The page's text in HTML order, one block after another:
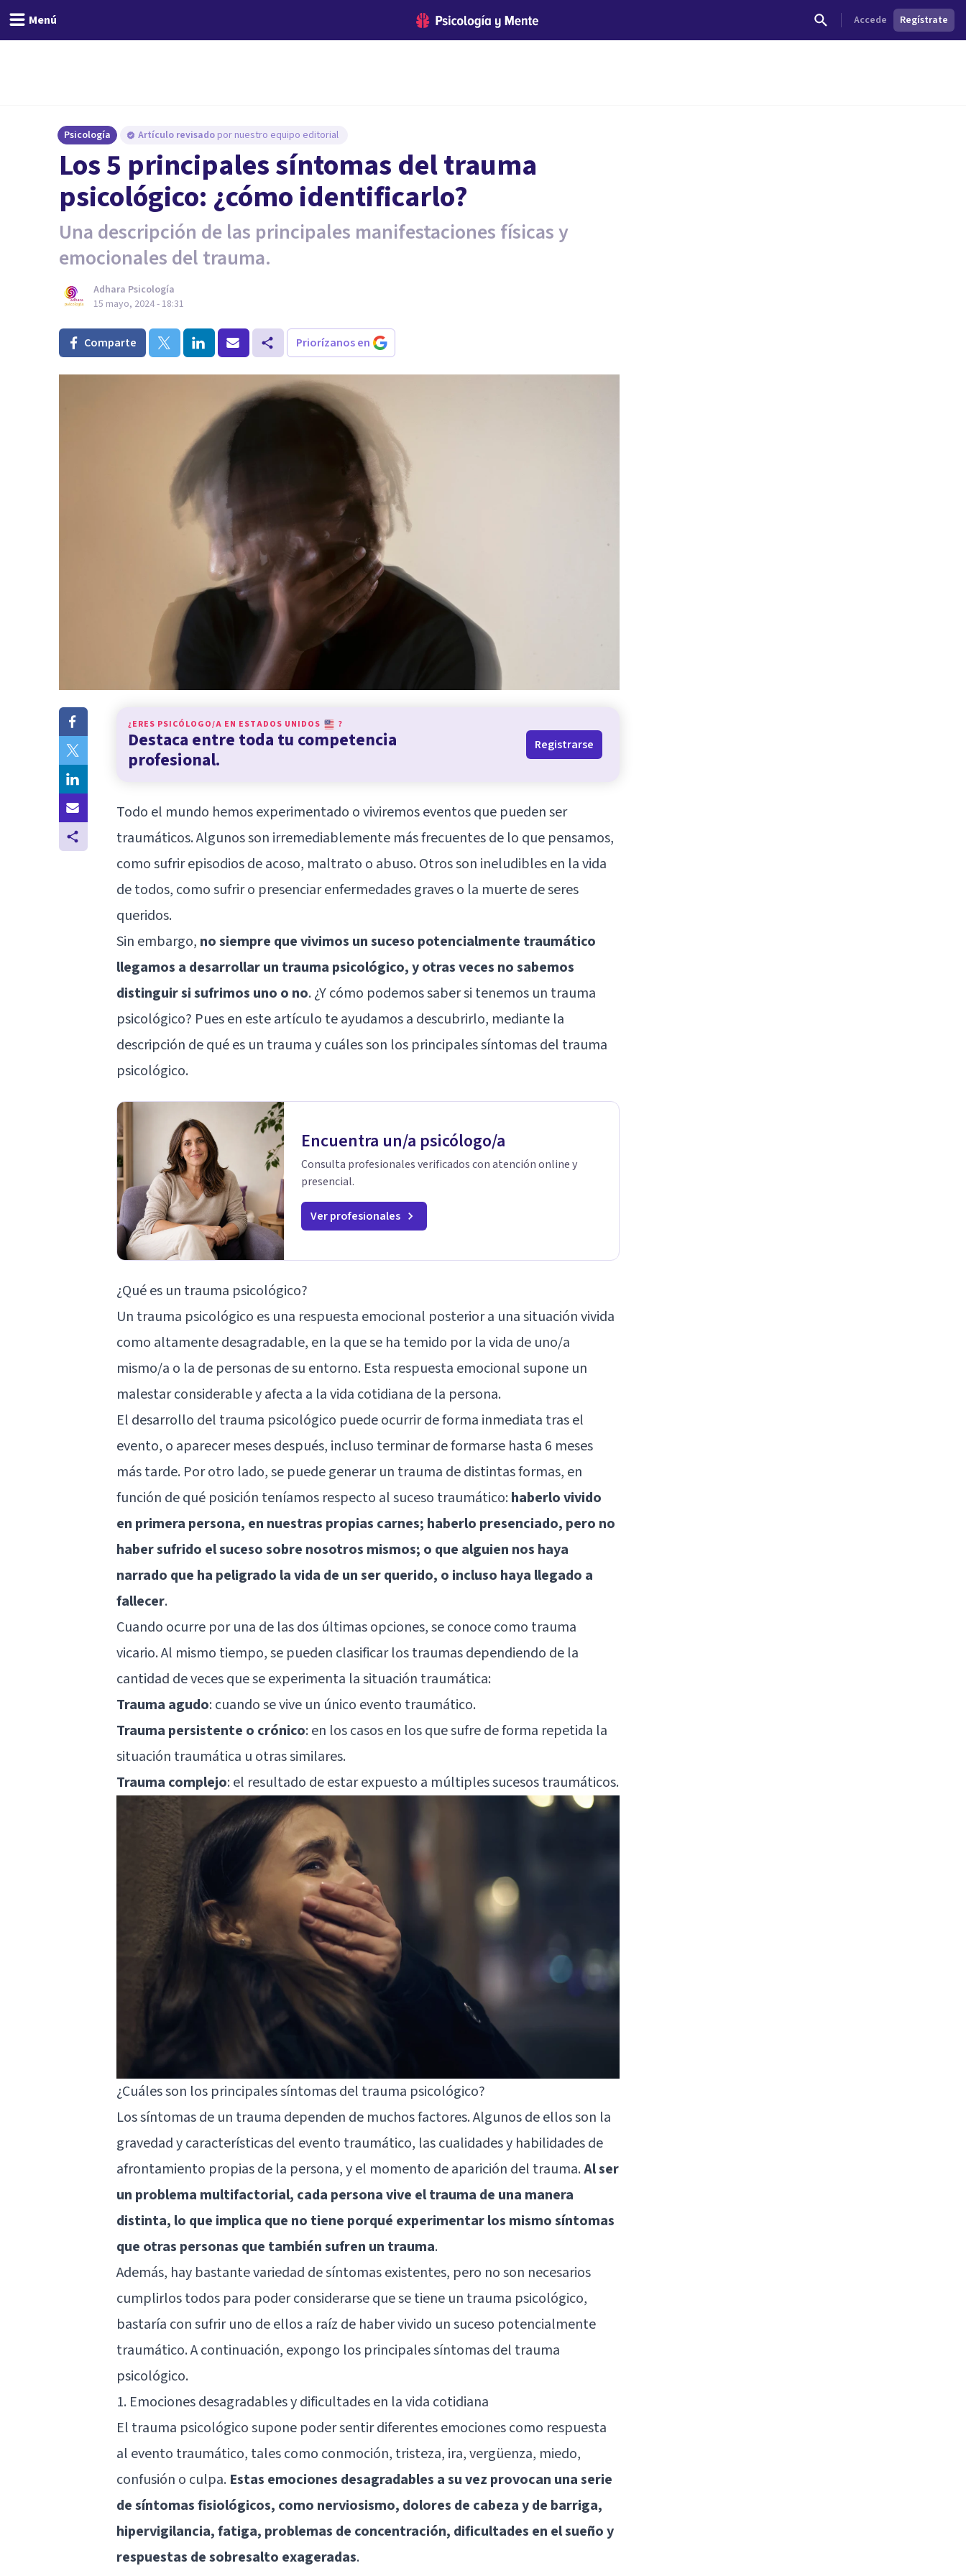
Menú Accede Regístrate
Psicología Artículo revisado por nuestro equipo editorial
Los 5 principales síntomas del trauma
psicológico: ¿cómo identificarlo?
Una descripción de las principales manifestaciones físicas y
emocionales del trauma.
Adhara Psicología
15 mayo, 2024 - 18:31
Comparte Priorízanos en
¿ERES PSICÓLOGO/A EN ESTADOS UNIDOS ?
Destaca entre toda tu competencia
profesional.
Registrarse
Todo el mundo hemos experimentado o viviremos eventos que pueden ser
traumáticos. Algunos son irremediablemente más frecuentes de lo que pensamos,
como sufrir episodios de acoso, maltrato o abuso. Otros son ineludibles en la vida
de todos, como sufrir o presenciar enfermedades graves o la muerte de seres
queridos.
Sin embargo, no siempre que vivimos un suceso potencialmente traumático
llegamos a desarrollar un trauma psicológico, y otras veces no sabemos
distinguir si sufrimos uno o no. ¿Y cómo podemos saber si tenemos un trauma
psicológico? Pues en este artículo te ayudamos a descubrirlo, mediante la
descripción de qué es un trauma y cuáles son los principales síntomas del trauma
psicológico.
Encuentra un/a psicólogo/a
Consulta profesionales verificados con atención online y
presencial.
Ver profesionales
¿Qué es un trauma psicológico?
Un trauma psicológico es una respuesta emocional posterior a una situación vivida
como altamente desagradable, en la que se ha temido por la vida de uno/a
mismo/a o la de personas de su entorno. Esta respuesta emocional supone un
malestar considerable y afecta a la vida cotidiana de la persona.
El desarrollo del trauma psicológico puede ocurrir de forma inmediata tras el
evento, o aparecer meses después, incluso terminar de formarse hasta 6 meses
más tarde. Por otro lado, se puede generar un trauma de distintas formas, en
función de qué posición teníamos respecto al suceso traumático:haberlo vivido
en primera persona, en nuestras propias carnes; haberlo presenciado, pero no
haber sufrido el suceso sobre nosotros mismos; o que alguien nos haya
narrado que ha peligrado la vida de un ser querido, o incluso haya llegado a
fallecer.
Cuando ocurre por una de las dos últimas opciones, se conoce como trauma
vicario. Al mismo tiempo, se pueden clasificar los traumas dependiendo de la
cantidad de veces que se experimenta la situación traumática:
Trauma agudo: cuando se vive un único evento traumático.
Trauma persistente o crónico: en los casos en los que sufre de forma repetida la
situación traumática u otras similares.
Trauma complejo: el resultado de estar expuesto a múltiples sucesos traumáticos.
¿Cuáles son los principales síntomas del trauma psicológico?
Los síntomas de un trauma dependen de muchos factores. Algunos de ellos son la
gravedad y características del evento traumático, las cualidades y habilidades de
afrontamiento propias de la persona, y el momento de aparición del trauma.Al ser
un problema multifactorial, cada persona vive el trauma de una manera
distinta, lo que implica que no tiene porqué experimentar los mismo síntomas
que otras personas que también sufren un trauma.
Además, hay bastante variedad de síntomas existentes, pero no son necesarios
cumplirlos todos para poder considerarse que se tiene un trauma psicológico,
bastaría con sufrir uno de ellos a raíz de haber vivido un suceso potencialmente
traumático. A continuación, expongo los principales síntomas del trauma
psicológico.
1. Emociones desagradables y dificultades en la vida cotidiana
El trauma psicológico supone poder sentir diferentes emociones como respuesta
al evento traumático, tales como conmoción, tristeza, ira, vergüenza, miedo,
confusión o culpa. Estas emociones desagradables a su vez provocan una serie
de síntomas fisiológicos, como nerviosismo, dolores de cabeza y de barriga,
hipervigilancia, fatiga, problemas de concentración, dificultades en el sueño y
respuestas de sobresalto exageradas.